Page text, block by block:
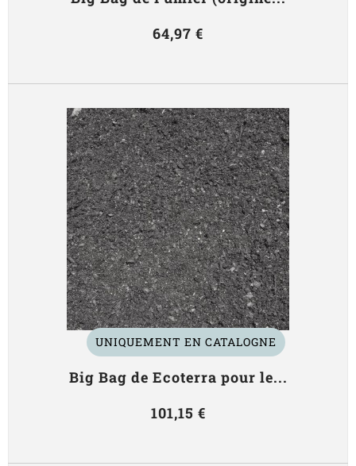
64,97 €
UNIQUEMENT EN CATALOGNE
Big Bag de Ecoterra pour le...
101,15 €